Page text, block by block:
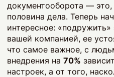
документооборота —
половина дела. Теперь
интересное:
вашей компанией, ее
что самое важное, с
внедрения на 70%
настроек, а от того,